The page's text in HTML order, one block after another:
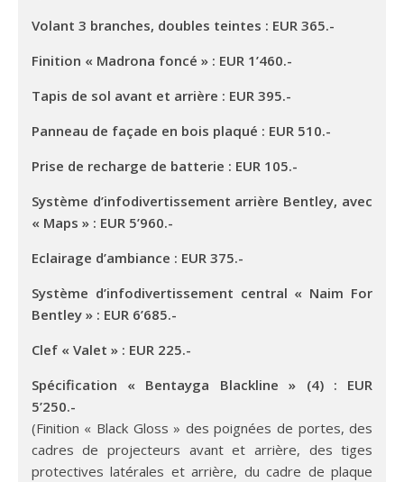
Volant 3 branches, doubles teintes : EUR 365.-
Finition « Madrona foncé » : EUR 1’460.-
Tapis de sol avant et arrière : EUR 395.-
Panneau de façade en bois plaqué : EUR 510.-
Prise de recharge de batterie : EUR 105.-
Système d’infodivertissement arrière Bentley, avec
« Maps » : EUR 5’960.-
Eclairage d’ambiance : EUR 375.-
Système d’infodivertissement central « Naim For
Bentley » : EUR 6’685.-
Clef « Valet » : EUR 225.-
Spécification « Bentayga Blackline » (4) : EUR
5’250.-
(Finition « Black Gloss » des poignées de portes, des
cadres de projecteurs avant et arrière, des tiges
protectives latérales et arrière, du cadre de plaque